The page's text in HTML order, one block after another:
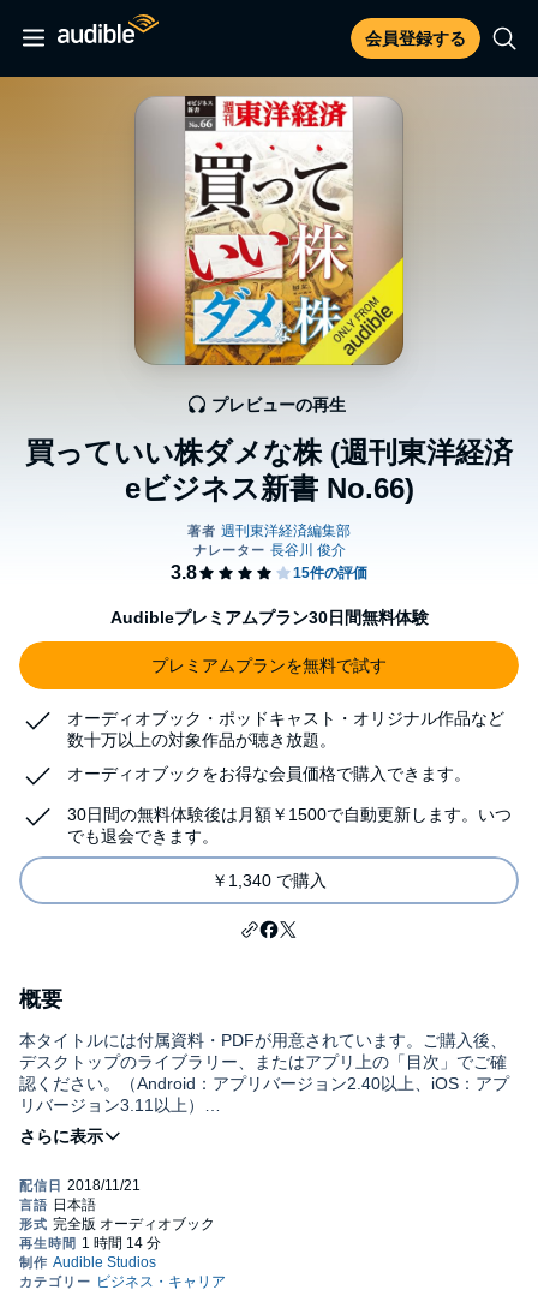
会員登録する
買っていい株ダメな株 (週刊東洋経済
eビジネス新書 No.66)
プレビューの再生
Audibleプレミアムプラン30日間無料体験
プレミアムプランを無料で試す
オーディオブック・ポッドキャスト・オリジナル作品など
数十万以上の対象作品が聴き放題。
オーディオブックをお得な会員価格で購入できます。
30日間の無料体験後は月額￥1500で自動更新します。いつ
でも退会できます。
￥1,340 で購入
概要
本タイトルには付属資料・PDFが用意されています。ご購入後、
デスクトップのライブラリー、またはアプリ上の「目次」でご確
認ください。（Android：アプリバージョン2.40以上、iOS：アプ
リバージョン3.11以上）
ＮＩＳＡをきっかけに株式投資を始めた初心者の方が、安心して
本特集では、初心者向けの「下げに強い株」を徹底的に探しま
した！
「下げに強い株」の中から、潰れそうにないばかりか、３～５
年先には株価が上がっていそうな株や、万が一、株価が買ったと